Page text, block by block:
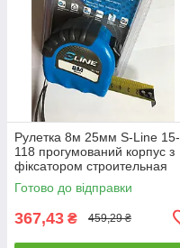
Рулетка 8м 25мм S-Line 15-
118 прогумований корпус з
фіксатором строительная
будівельна
Готово до відправки
367,43 ₴ 459,29 ₴